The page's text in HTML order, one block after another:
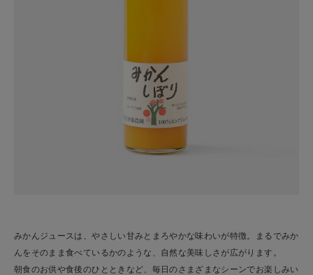
みかんジュースは、やさしい甘みとまろやかな味わいが特徴。まるでみか
んをそのまま食べているかのような、自然な美味しさが広がります。
朝食のお供や食後のひとときなど、毎日のさまざまなシーンでお楽しみい